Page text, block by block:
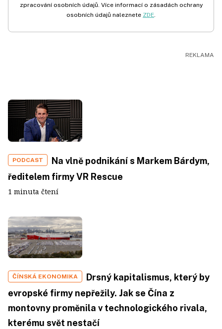
zpracování osobních údajů. Více informací o zásadách ochrany
osobních údajů naleznete ZDE.
PODCAST
Na vlně podnikání s Markem Bárdym,
ředitelem firmy VR Rescue
1 minuta čtení
ČÍNSKÁ EKONOMIKA
Drsný kapitalismus, který by
evropské firmy nepřežily. Jak se Čína z
montovny proměnila v technologického rivala,
kterému svět nestačí